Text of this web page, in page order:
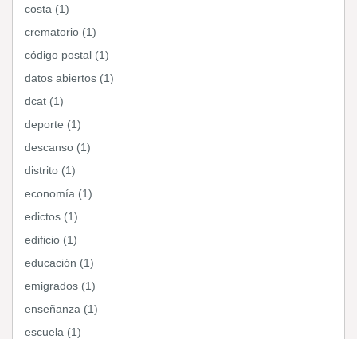
costa (1)
crematorio (1)
código postal (1)
datos abiertos (1)
dcat (1)
deporte (1)
descanso (1)
distrito (1)
economía (1)
edictos (1)
edificio (1)
educación (1)
emigrados (1)
enseñanza (1)
escuela (1)